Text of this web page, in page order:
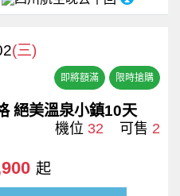
即將額滿 限時搶購
(三)
絕美溫泉小鎮10天
機位 32 可售 2
起